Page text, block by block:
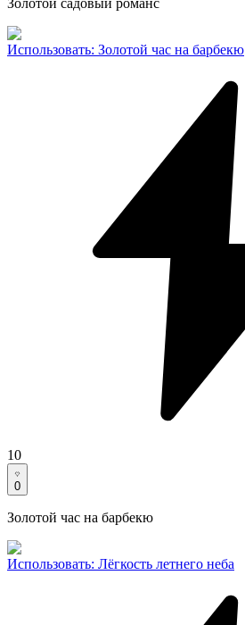
Использовать: Золотой час на барбекю
10
0
Золотой час на барбекю
Использовать: Лёгкость летнего неба